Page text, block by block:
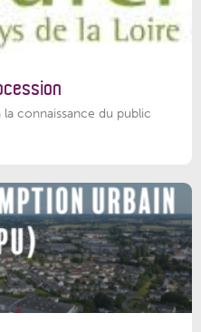
la connaissance du public